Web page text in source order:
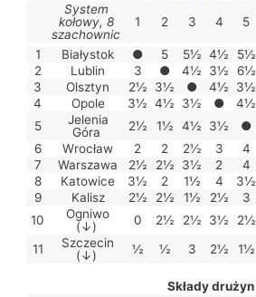
System
kołowy, 8
szachownic
1 2 3 4 5
1 Białystok ● 5 5½ 4½ 5½
2
Lublin 3 ● 4½ 3½ 6½
3
Olsztyn 2½ 3½ ● 4½ 3½
4
Opole 3½ 4½ 3½ ● 4½
5
Jelenia
Góra
2½ 1½ 4½ 3½ ●
6
Wrocław 2 2 2½ 3 4
7
Warszawa 2½ 2½ 3½ 2 4
8
Katowice 3½ 2 1½ 4 3½
9
Kalisz 2½ 2½ 1½ 2½ 3
10
Ogniwo
(↓)
0 2½ 2½ 3½ 2½
11
Szczecin
(↓)
½ ½ 3 2½ 1½
Składy drużyn